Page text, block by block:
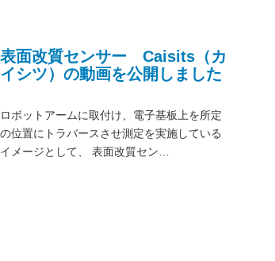
表面改質センサー Caisits（カ
イシツ）の動画を公開しました
ロボットアームに取付け、電子基板上を所定
の位置にトラバースさせ測定を実施している
イメージとして、 表面改質セン…